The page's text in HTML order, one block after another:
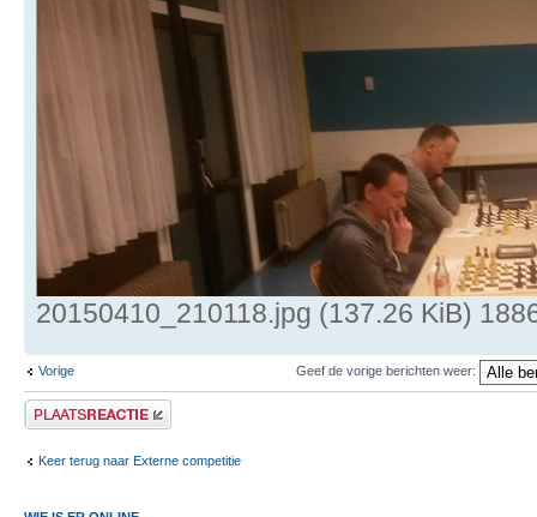
20150410_210118.jpg (137.26 KiB)
Vorige Geef de vorige berichten weer:
Plaats een reactie
Keer terug naar Externe competitie